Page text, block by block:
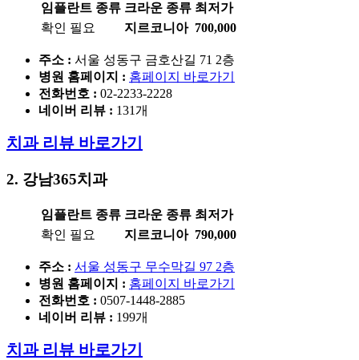
임플란트 종류 크라운 종류 최저가
확인 필요
지르코니아 700,000
주소 : 서울 성동구 금호산길 71 2층
병원 홈페이지 : 홈페이지 바로가기
전화번호 : 02-2233-2228
네이버 리뷰 : 131개
치과 리뷰 바로가기
2. 강남365치과
임플란트 종류 크라운 종류 최저가
확인 필요
지르코니아 790,000
주소 : 서울 성동구 무수막길 97 2층
병원 홈페이지 : 홈페이지 바로가기
전화번호 : 0507-1448-2885
네이버 리뷰 : 199개
치과 리뷰 바로가기